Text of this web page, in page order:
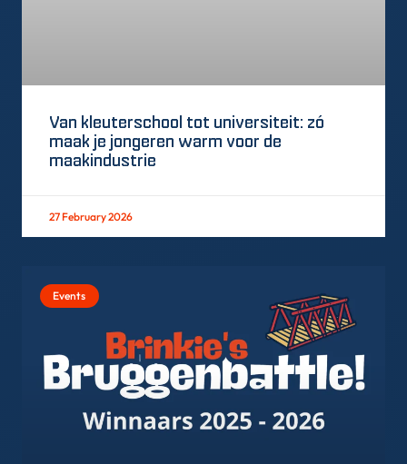
Van kleuterschool tot universiteit: zó
maak je jongeren warm voor de
maakindustrie
27 February 2026
Events